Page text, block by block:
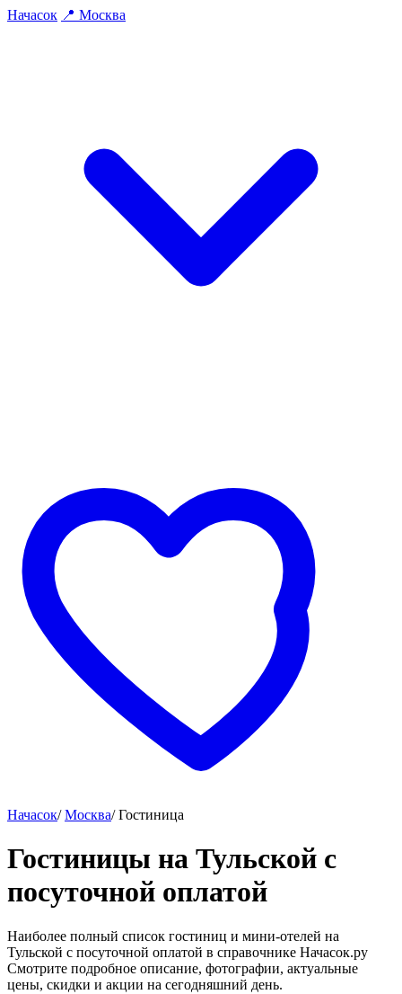
Начасок 📍 Москва
Начасок/ Москва/ Гостиница
Гостиницы на Тульской c
посуточной оплатой
Наиболее полный список гостиниц и мини-отелей на
Тульской c посуточной оплатой в справочнике Начасок.ру
Смотрите подробное описание, фотографии, актуальные
цены, скидки и акции на сегодняшний день.